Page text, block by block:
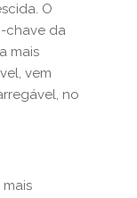
O
chave da
mais
vem
no